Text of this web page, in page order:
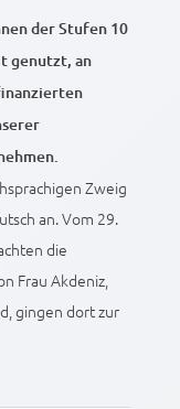
der Stufen 10
genutzt, an
Zweig
an. Vom 29.
die
Frau Akdeniz,
gingen dort zur